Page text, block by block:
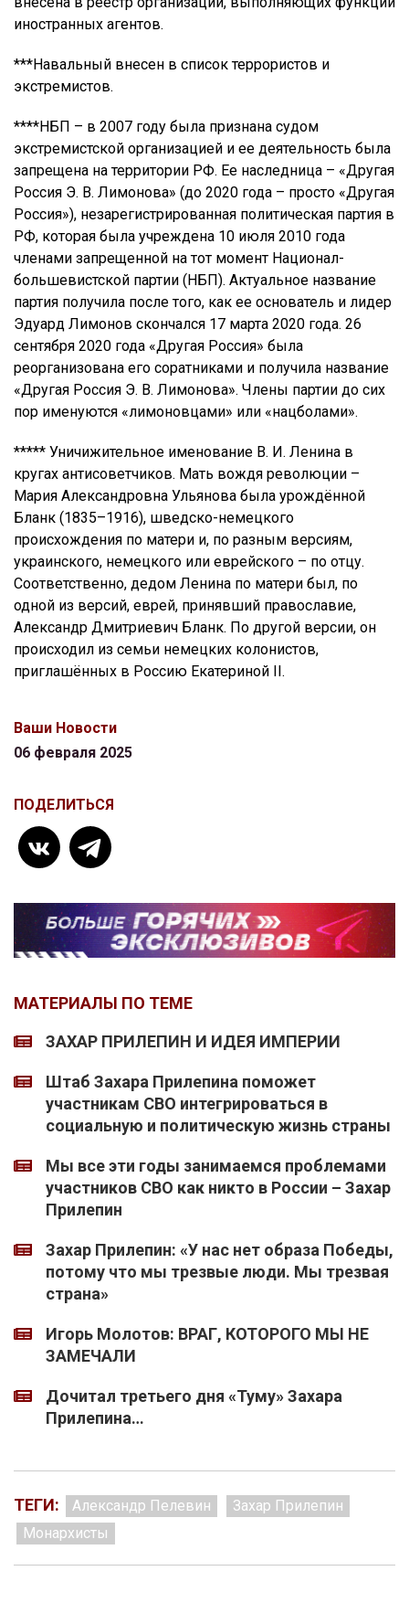
иностранных агентов.
***Навальный внесен в список террористов и
экстремистов.
****НБП – в 2007 году была признана судом
экстремистской организацией и ее деятельность была
запрещена на территории РФ. Ее наследница – «Другая
Россия Э. В. Лимонова» (до 2020 года – просто «Другая
Россия»), незарегистрированная политическая партия в
РФ, которая была учреждена 10 июля 2010 года
членами запрещенной на тот момент Национал-
большевистской партии (НБП). Актуальное название
партия получила после того, как ее основатель и лидер
Эдуард Лимонов скончался 17 марта 2020 года. 26
сентября 2020 года «Другая Россия» была
реорганизована его соратниками и получила название
«Другая Россия Э. В. Лимонова». Члены партии до сих
пор именуются «лимоновцами» или «нацболами».
***** Уничижительное именование В. И. Ленина в
кругах антисоветчиков. Мать вождя революции –
Мария Александровна Ульянова была урождённой
Бланк (1835–1916), шведско-немецкого
происхождения по матери и, по разным версиям,
украинского, немецкого или еврейского – по отцу.
Соответственно, дедом Ленина по матери был, по
одной из версий, еврей, принявший православие,
Александр Дмитриевич Бланк. По другой версии, он
происходил из семьи немецких колонистов,
приглашённых в Россию Екатериной II.
Ваши Новости
06 февраля 2025
ПОДЕЛИТЬСЯ
МАТЕРИАЛЫ ПО ТЕМЕ
ЗАХАР ПРИЛЕПИН И ИДЕЯ ИМПЕРИИ
Штаб Захара Прилепина поможет
участникам СВО интегрироваться в
социальную и политическую жизнь страны
Мы все эти годы занимаемся проблемами
участников СВО как никто в России – Захар
Прилепин
Захар Прилепин: «У нас нет образа Победы,
потому что мы трезвые люди. Мы трезвая
страна»
Игорь Молотов: ВРАГ, КОТОРОГО МЫ НЕ
ЗАМЕЧАЛИ
Дочитал третьего дня «Туму» Захара
Прилепина…
ТЕГИ: Александр Пелевин
Захар Прилепин
Монархисты